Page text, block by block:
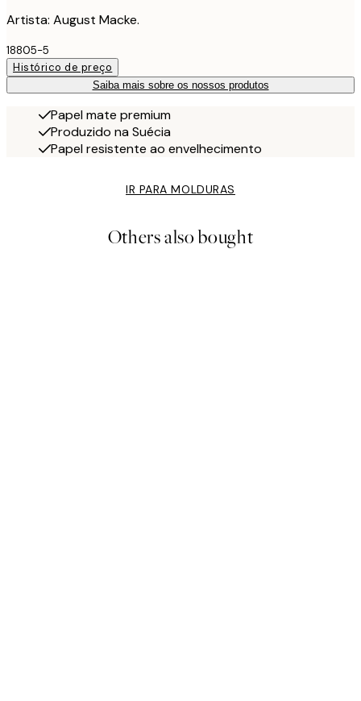
Artista: August Macke.
18805-5
Histórico de preço
Saiba mais sobre os nossos produtos
Papel mate premium
Produzido na Suécia
Papel resistente ao envelhecimento
IR PARA MOLDURAS
Others also bought